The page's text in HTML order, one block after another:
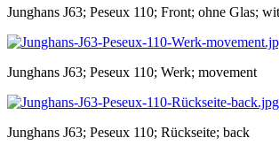
Junghans J63; Peseux 110; Front; ohne Glas;
Junghans J63; Peseux 110; Werk; movement
Junghans J63; Peseux 110; Rückseite; back